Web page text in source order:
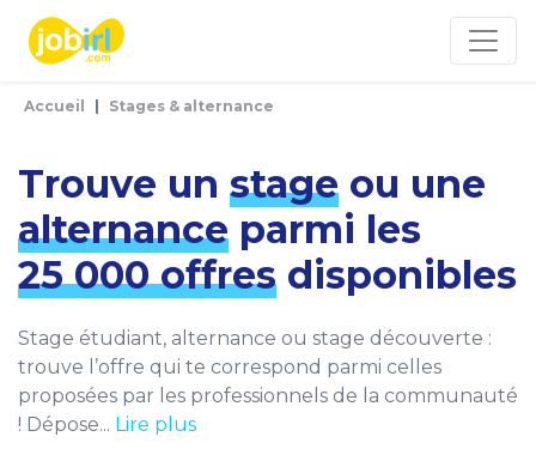
Accueil Stages & alternance
Trouve un stage ou une
alternance parmi les
25 000 offres disponibles
Stage étudiant, alternance ou stage découverte :
trouve l’offre qui te correspond parmi celles
proposées par les professionnels de la communauté
! Dépose... Lire plus
Panneau de gestion des cookies